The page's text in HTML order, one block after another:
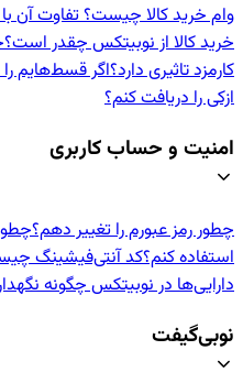
وام خرید کالا چیست؟ تفاوت آن
خرید کالا از نوبیتکس چقدر است؟
کارمزد تاثیری دارد؟اگر قسط‌هایم
ازکی را دریافت کنم؟
امنیت و حساب کاربری
چطور رمز عبورم را تغییر دهم؟
استفاده کنم؟کد آنتی‌فیشینگ
دارایی‌ها در نوبیتکس چگونه
نوبی‌گیفت